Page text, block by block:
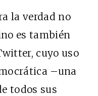
la verdad no
es también
cuyo uso
–una
todos sus